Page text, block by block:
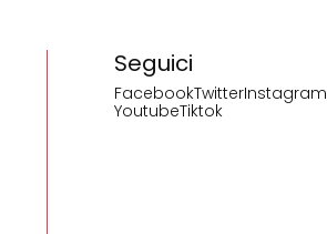
Seguici
FacebookTwitterInstagram
YoutubeTiktok